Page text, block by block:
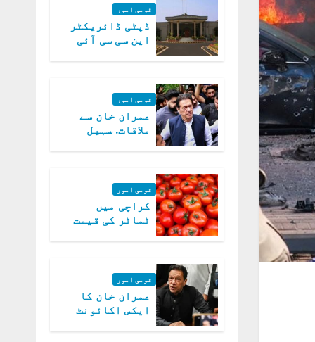
قومی امور
ڈپٹی ڈائریکٹر
این سی سی آئی
قومی امور
عمران خان سے
ملاقات. سہیل
قومی امور
کراچی میں
ٹماٹر کی قیمت
قومی امور
عمران خان کا
ایکس اکائونٹ